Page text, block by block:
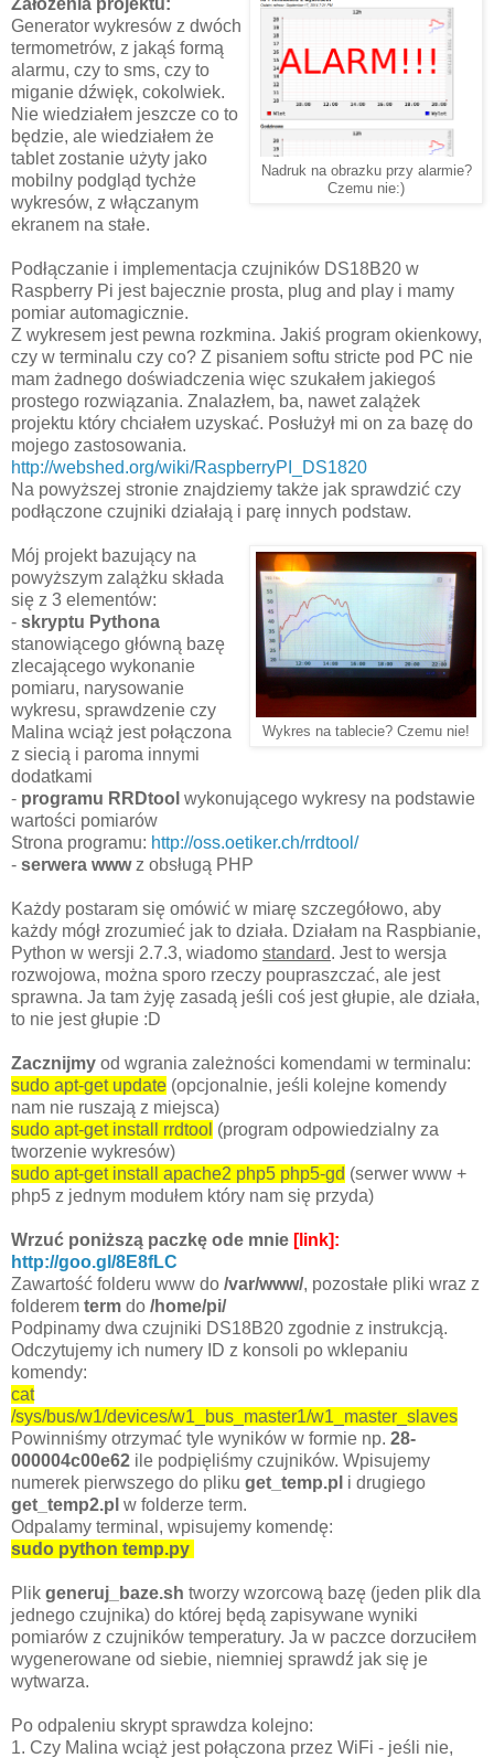
Nadruk na obrazku przy alarmie?
Czemu nie:)
Generator wykresów z dwóch
termometrów, z jakąś formą
alarmu, czy to sms, czy to
miganie dźwięk, cokolwiek.
Nie wiedziałem jeszcze co to
będzie, ale wiedziałem że
tablet zostanie użyty jako
mobilny podgląd tychże
wykresów, z włączanym
ekranem na stałe.
Podłączanie i implementacja czujników DS18B20 w
Raspberry Pi jest bajecznie prosta, plug and play i mamy
pomiar automagicznie.
Z wykresem jest pewna rozkmina. Jakiś program okienkowy,
czy w terminalu czy co? Z pisaniem softu stricte pod PC nie
mam żadnego doświadczenia więc szukałem jakiegoś
prostego rozwiązania. Znalazłem, ba, nawet zalążek
projektu który chciałem uzyskać. Posłużył mi on za bazę do
mojego zastosowania.
http://webshed.org/wiki/RaspberryPI_DS1820
Na powyższej stronie znajdziemy także jak sprawdzić czy
podłączone czujniki działają i parę innych podstaw.
Wykres na tablecie? Czemu nie!
Mój projekt bazujący na
powyższym zalążku składa
się z 3 elementów:
- skryptu Pythona
stanowiącego główną bazę
zlecającego wykonanie
pomiaru, narysowanie
wykresu, sprawdzenie czy
Malina wciąż jest połączona
z siecią i paroma innymi
dodatkami
- programu RRDtool wykonującego wykresy na podstawie
wartości pomiarów
Strona programu: http://oss.oetiker.ch/rrdtool/
- serwera wwwz obsługą PHP
Każdy postaram się omówić w miarę szczegółowo, aby
każdy mógł zrozumieć jak to działa. Działam na Raspbianie,
Python w wersji 2.7.3, wiadomo standard. Jest to wersja
rozwojowa, można sporo rzeczy poupraszczać, ale jest
sprawna. Ja tam żyję zasadą jeśli coś jest głupie, ale działa,
to nie jest głupie :D
Zacznijmy od wgrania zależności komendami w terminalu:
sudo apt-get update (opcjonalnie, jeśli kolejne komendy
nam nie ruszają z miejsca)
sudo apt-get install rrdtool (program odpowiedzialny za
tworzenie wykresów)
sudo apt-get install apache2 php5 php5-gd (serwer www +
php5 z jednym modułem który nam się przyda)
Wrzuć poniższą paczkę ode mnie [link]:
http://goo.gl/8E8fLC
Zawartość folderu www do /var/www/, pozostałe pliki wraz z
folderem term do /home/pi/
Podpinamy dwa czujniki DS18B20 zgodnie z instrukcją.
Odczytujemy ich numery ID z konsoli po wklepaniu
komendy:
cat
/sys/bus/w1/devices/w1_bus_master1/w1_master_slaves
Powinniśmy otrzymać tyle wyników w formie np. 28-
000004c00e62 ile podpięliśmy czujników. Wpisujemy
numerek pierwszego do pliku get_temp.pl i drugiego
get_temp2.pl w folderze term.
Odpalamy terminal, wpisujemy komendę:
sudo python temp.py
Plik generuj_baze.sh tworzy wzorcową bazę (jeden plik dla
jednego czujnika) do której będą zapisywane wyniki
pomiarów z czujników temperatury. Ja w paczce dorzuciłem
wygenerowane od siebie, niemniej sprawdź jak się je
wytwarza.
Po odpaleniu skrypt sprawdza kolejno:
1. Czy Malina wciąż jest połączona przez WiFi - jeśli nie,